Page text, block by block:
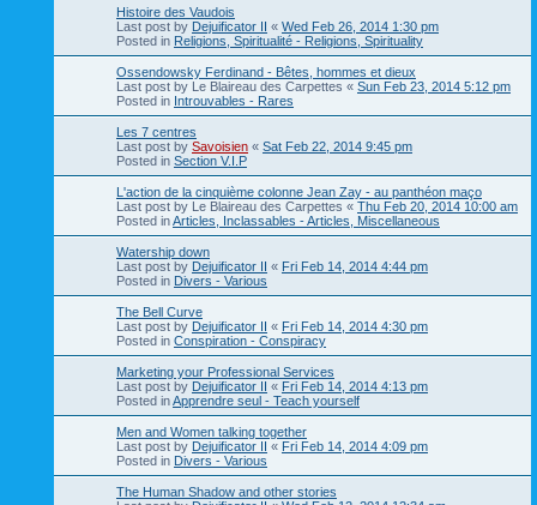
Histoire des Vaudois
Last post by Dejuificator II « Wed Feb 26, 2014 1:30 pm
Posted in Religions, Spiritualité - Religions, Spirituality
Ossendowsky Ferdinand - Bêtes, hommes et dieux
Last post by Le Blaireau des Carpettes « Sun Feb 23, 2014 5:12 pm
Posted in Introuvables - Rares
Les 7 centres
Last post by Savoisien « Sat Feb 22, 2014 9:45 pm
Posted in Section V.I.P
L'action de la cinquième colonne Jean Zay - au panthéon maço
Last post by Le Blaireau des Carpettes « Thu Feb 20, 2014 10:00 am
Posted inArticles, Inclassables - Articles, Miscellaneous
Watership down
Last post by Dejuificator II « Fri Feb 14, 2014 4:44 pm
Posted in Divers - Various
The Bell Curve
Last post by Dejuificator II « Fri Feb 14, 2014 4:30 pm
Posted in Conspiration - Conspiracy
Marketing your Professional Services
Last post by Dejuificator II « Fri Feb 14, 2014 4:13 pm
Posted inApprendre seul - Teach yourself
Men and Women talking together
Last post by Dejuificator II « Fri Feb 14, 2014 4:09 pm
Posted in Divers - Various
The Human Shadow and other stories